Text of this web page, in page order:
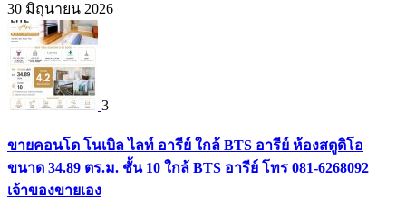
30 มิถุนายน 2026
3
ขายคอนโด โนเบิล ไลท์ อารีย์ ใกล้ BTS อารีย์ ห้องสตูดิโอ
ขนาด 34.89 ตร.ม. ชั้น 10 ใกล้ BTS อารีย์ โทร 081-6268092
เจ้าของขายเอง